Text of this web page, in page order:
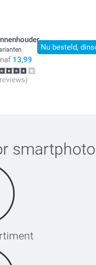
Nu besteld,
13,99
smartphoto